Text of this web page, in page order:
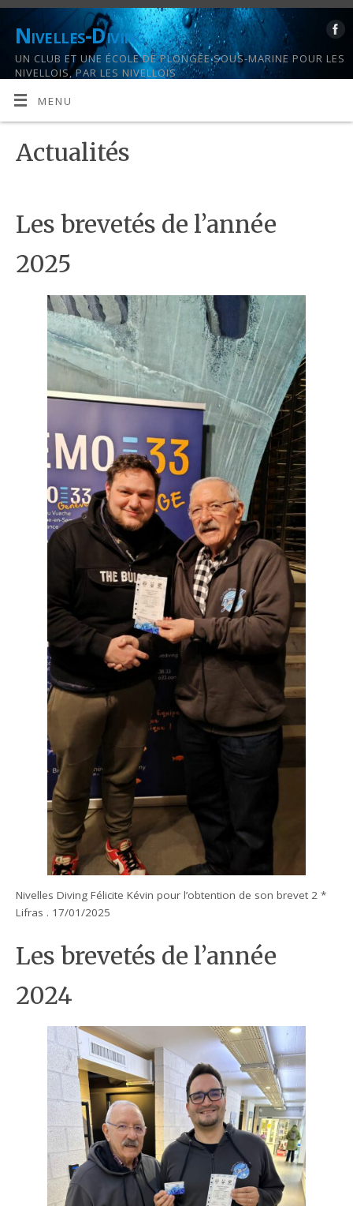
Nivelles-Diving
UN CLUB ET UNE ÉCOLE DE PLONGÉE SOUS-MARINE POUR LES
NIVELLOIS, PAR LES NIVELLOIS
MENU
Actualités
Les brevetés de l’année
2025
Nivelles Diving Félicite Kévin pour l’obtention de son brevet 2 *
Lifras . 17/01/2025
Les brevetés de l’année
2024